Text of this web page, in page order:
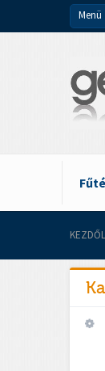
Menü